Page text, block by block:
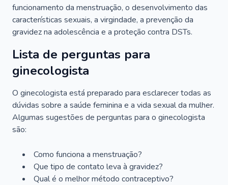
funcionamento da menstruação, o desenvolvimento das
características sexuais, a virgindade, a prevenção da
gravidez na adolescência e a proteção contra DSTs.
Lista de perguntas para
ginecologista
O ginecologista está preparado para esclarecer todas as
dúvidas sobre a saúde feminina e a vida sexual da mulher.
Algumas sugestões de perguntas para o ginecologista
são:
Como funciona a menstruação?
Que tipo de contato leva à gravidez?
Qual é o melhor método contraceptivo?